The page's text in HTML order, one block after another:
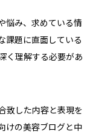
悩み、求めている情
課題に直面している
く理解する必要があ
致した内容と表現を
けの美容ブログと中